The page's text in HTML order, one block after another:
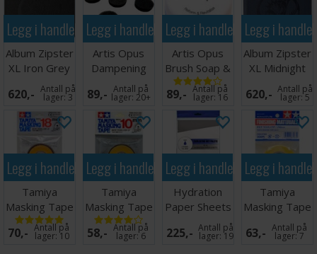
Legg i handlekurven
Album Zipster
XL Iron Grey
24-pocket
620,- Antall på
lager:3
Legg i handlekurven
Artis Opus
Dampening
Pad Insert
Pack
89,- Antall på
lager:20+
Legg i handlekurven
Artis Opus
Brush Soap &
Conditioner
3ml
89,- Antall på
lager: 16
Legg i
Album Zipster
XL Midnight
Blue 24-
pocket
620,- Antall på
lager:5
Legg i handlekurven
Tamiya
Masking Tape
- 18mm
70,- Antall på
lager: 10
Legg i handlekurven
Tamiya
Masking Tape
- 10mm
58,- Antall på
lager:6
Legg i handlekurven
Hydration
Paper Sheets
StudioXL
20x30 cm
225,- Antall på
lager: 19
Legg i
Tamiya
Masking Tape
- 40mm
63,- Antall på
lager:7